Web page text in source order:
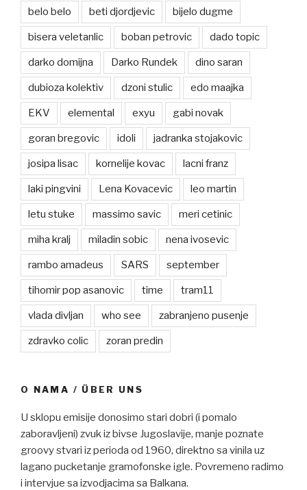
belo belo beti djordjevic bijelo dugme
bisera veletanlic boban petrovic dado topic
darko domijna Darko Rundek dino saran
dubioza kolektiv dzoni stulic edo maajka
EKV elemental exyu gabi novak
goran bregovic idoli jadranka stojakovic
josipa lisac kornelije kovac lacni franz
laki pingvini Lena Kovacevic leo martin
letu stuke massimo savic meri cetinic
miha kralj miladin sobic nena ivosevic
rambo amadeus SARS september
tihomir pop asanovic time tram11
vlada divljan who see zabranjeno pusenje
zdravko colic zoran predin
O NAMA / ÜBER UNS
U sklopu emisije donosimo stari dobri (i pomalo
zaboravljeni) zvuk iz bivse Jugoslavije, manje poznate
groovy stvari iz perioda od 1960, direktno sa vinila uz
lagano pucketanje gramofonske igle. Povremeno radimo
i intervjue sa izvodjacima sa Balkana.